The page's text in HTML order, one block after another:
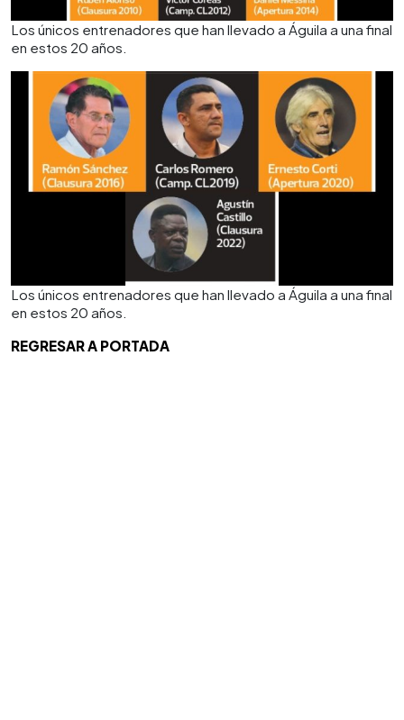
Los únicos entrenadores que han llevado a Águila a una final
en estos 20 años.
Los únicos entrenadores que han llevado a Águila a una final
en estos 20 años.
REGRESAR A PORTADA